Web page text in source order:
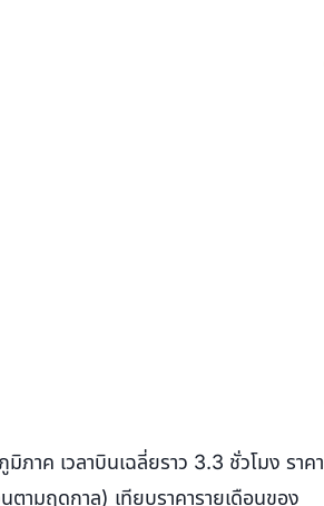
าค เวลาบินเฉลี่ยราว 3.3 ชั่วโมง ราคา
ามฤดูกาล) เทียบราคารายเดือนของ